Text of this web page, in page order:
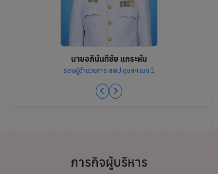
นายอภินันทิชัย แกระหัน
รองผู้อำนวยการ สพป.อุบลฯ เขต 1
ภารกิจผู้บริหาร